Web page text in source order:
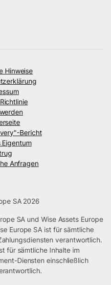
Hinweise
Bericht
Eigentum
Anfragen
SA 2026
SA und Wise Assets Europe
Europe SA ist für sämtliche
verantwortlich.
für sämtliche Inhalte im
Diensten einschließlich